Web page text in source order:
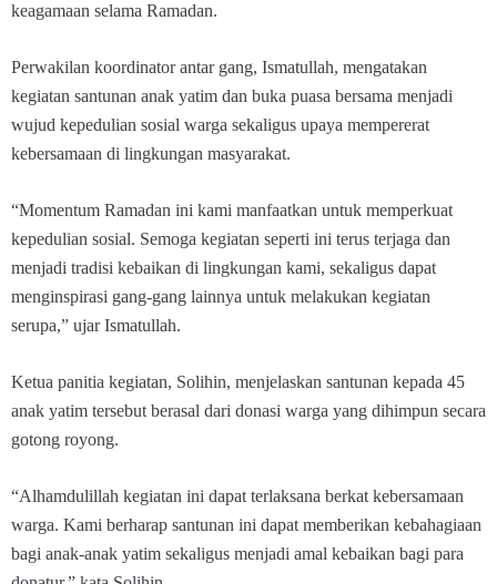
keagamaan selama Ramadan.
Perwakilan koordinator antar gang, Ismatullah, mengatakan
kegiatan santunan anak yatim dan buka puasa bersama menjadi
wujud kepedulian sosial warga sekaligus upaya mempererat
kebersamaan di lingkungan masyarakat.
“Momentum Ramadan ini kami manfaatkan untuk memperkuat
kepedulian sosial. Semoga kegiatan seperti ini terus terjaga dan
menjadi tradisi kebaikan di lingkungan kami, sekaligus dapat
menginspirasi gang-gang lainnya untuk melakukan kegiatan
serupa,” ujar Ismatullah.
Ketua panitia kegiatan, Solihin, menjelaskan santunan kepada 45
anak yatim tersebut berasal dari donasi warga yang dihimpun secara
gotong royong.
“Alhamdulillah kegiatan ini dapat terlaksana berkat kebersamaan
warga. Kami berharap santunan ini dapat memberikan kebahagiaan
bagi anak-anak yatim sekaligus menjadi amal kebaikan bagi para